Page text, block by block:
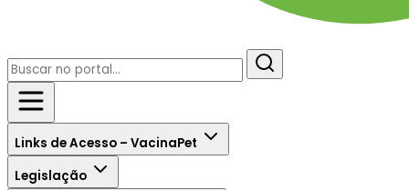
Links de Acesso – VacinaPet
Legislação